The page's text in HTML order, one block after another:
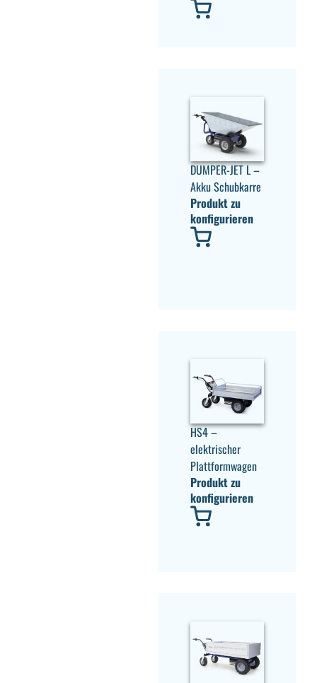
DUMPER-JET L –
Akku Schubkarre
Produkt zu
konfigurieren
HS4 –
elektrischer
Plattformwagen
Produkt zu
konfigurieren